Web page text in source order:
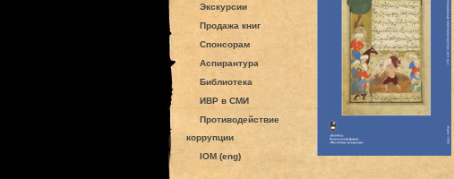
Экскурсии
Продажа книг
Спонсорам
Аспирантура
Библиотека
ИВР в СМИ
Противодействие
коррупции
IOM (eng)